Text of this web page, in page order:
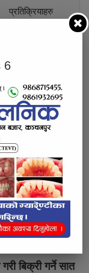
प्रतिक्रियाहरु
लिएर फरार
चलान
मृत फेला
मृत फेला
बिक्री गर्ने सात
6